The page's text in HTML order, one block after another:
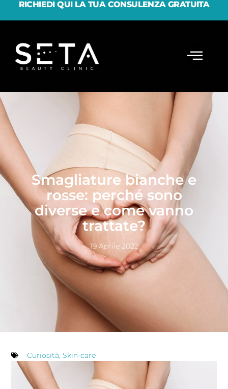
RICHIEDI QUI LA TUA CONSULENZA GRATUITA
Smagliature bianche e
rosse: perché sono
diverse e come vanno
trattate?
19 Aprile 2022
Curiosità,Skin-care